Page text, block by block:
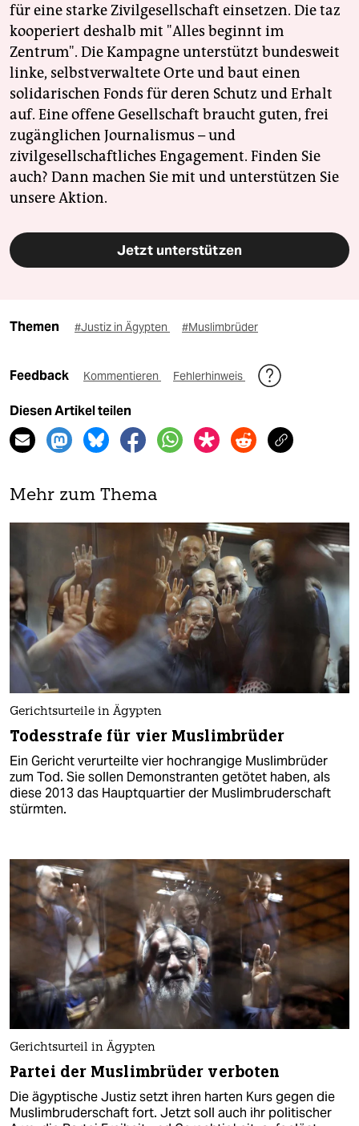
für eine starke Zivilgesellschaft einsetzen. Die taz
kooperiert deshalb mit "Alles beginnt im
Zentrum". Die Kampagne unterstützt bundesweit
linke, selbstverwaltete Orte und baut einen
solidarischen Fonds für deren Schutz und Erhalt
auf. Eine offene Gesellschaft braucht guten, frei
zugänglichen Journalismus – und
zivilgesellschaftliches Engagement. Finden Sie
auch? Dann machen Sie mit und unterstützen Sie
unsere Aktion.
Jetzt unterstützen
Themen #Justiz in Ägypten #Muslimbrüder
Feedback Kommentieren Fehlerhinweis
Diesen Artikel teilen
Mehr zum Thema
Gerichtsurteile in Ägypten
Todesstrafe für vier Muslimbrüder
Ein Gericht verurteilte vier hochrangige Muslimbrüder
zum Tod. Sie sollen Demonstranten getötet haben, als
diese 2013 das Hauptquartier der Muslimbruderschaft
stürmten.
Gerichtsurteil in Ägypten
Partei der Muslimbrüder verboten
Die ägyptische Justiz setzt ihren harten Kurs gegen die
Muslimbruderschaft fort. Jetzt soll auch ihr politischer